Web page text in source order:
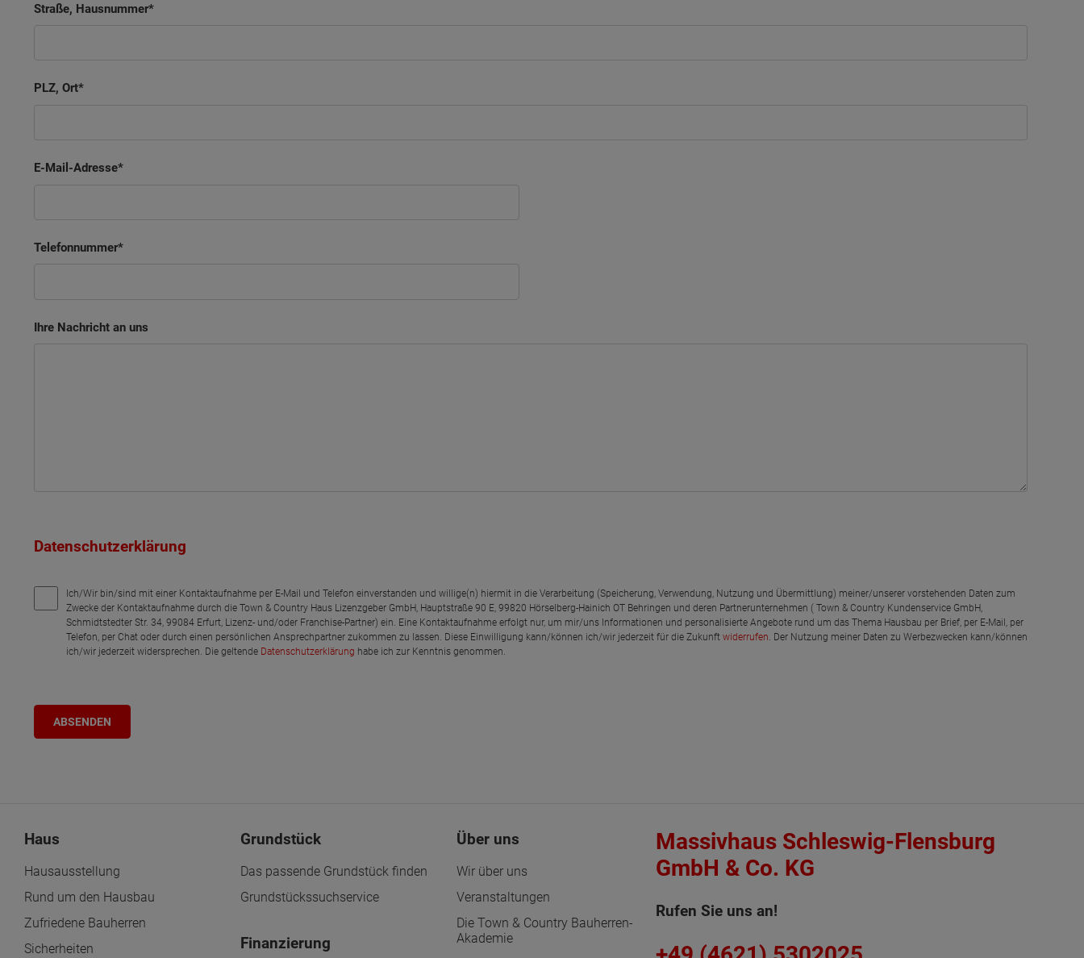
Straße, Hausnummer
PLZ, Ort
E-Mail-Adresse
Telefonnummer
Ihre Nachricht an uns
Datenschutzerklärung
Ich/Wir bin/sind mit einer Kontaktaufnahme per E-Mail und Telefon einverstanden und willige(n) hiermit in die Verarbeitung (Speicherung, Verwendung, Nutzung und Übermittlung) meiner/unserer vorstehenden Daten zum
Zwecke der Kontaktaufnahme durch die Town & Country Haus Lizenzgeber GmbH, Hauptstraße 90 E, 99820 Hörselberg-Hainich OT Behringen und deren Partnerunternehmen ( Town & Country Kundenservice GmbH,
Schmidtstedter Str. 34, 99084 Erfurt, Lizenz- und/oder Franchise-Partner) ein. Eine Kontaktaufnahme erfolgt nur, um mir/uns Informationen und personalisierte Angebote rund um das Thema Hausbau per Brief, per E-Mail, per
Telefon, per Chat oder durch einen persönlichen Ansprechpartner zukommen zu lassen. Diese Einwilligung kann/können ich/wir jederzeit für die Zukunft widerrufen. Der Nutzung meiner Daten zu Werbezwecken kann/können
ich/wir jederzeit widersprechen. Die geltende Datenschutzerklärung habe ich zur Kenntnis genommen.
Haus
Hausausstellung
Rund um den Hausbau
Zufriedene Bauherren
Sicherheiten
Grundstück
Das passende Grundstück finden
Grundstückssuchservice
Finanzierung
Über uns
Wir über uns
Veranstaltungen
Die Town & Country Bauherren-
Akademie
Massivhaus Schleswig-Flensburg
GmbH & Co. KG
Rufen Sie uns an!